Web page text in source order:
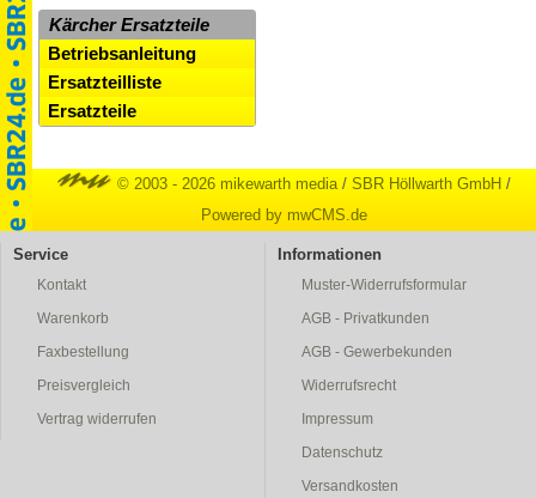
Kärcher Ersatzteile
Betriebsanleitung
Ersatzteilliste
Ersatzteile
© 2003 - 2026 mikewarth media/ SBR Höllwarth GmbH /
Powered by mwCMS.de
Service
Kontakt
Warenkorb
Faxbestellung
Preisvergleich
Vertrag widerrufen
Informationen
Muster-Widerrufsformular
AGB - Privatkunden
AGB - Gewerbekunden
Widerrufsrecht
Impressum
Datenschutz
Versandkosten